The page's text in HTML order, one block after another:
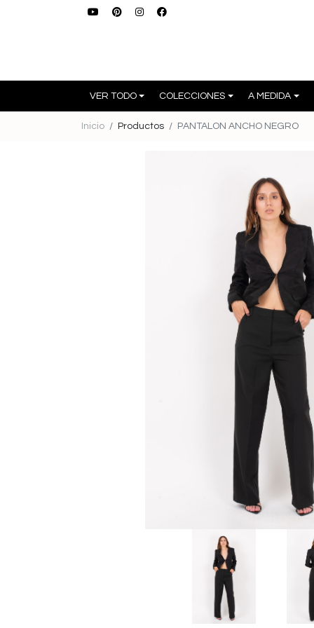
VER TODO COLECCIONES A MEDIDA
Inicio Productos PANTALON ANCHO NEGRO